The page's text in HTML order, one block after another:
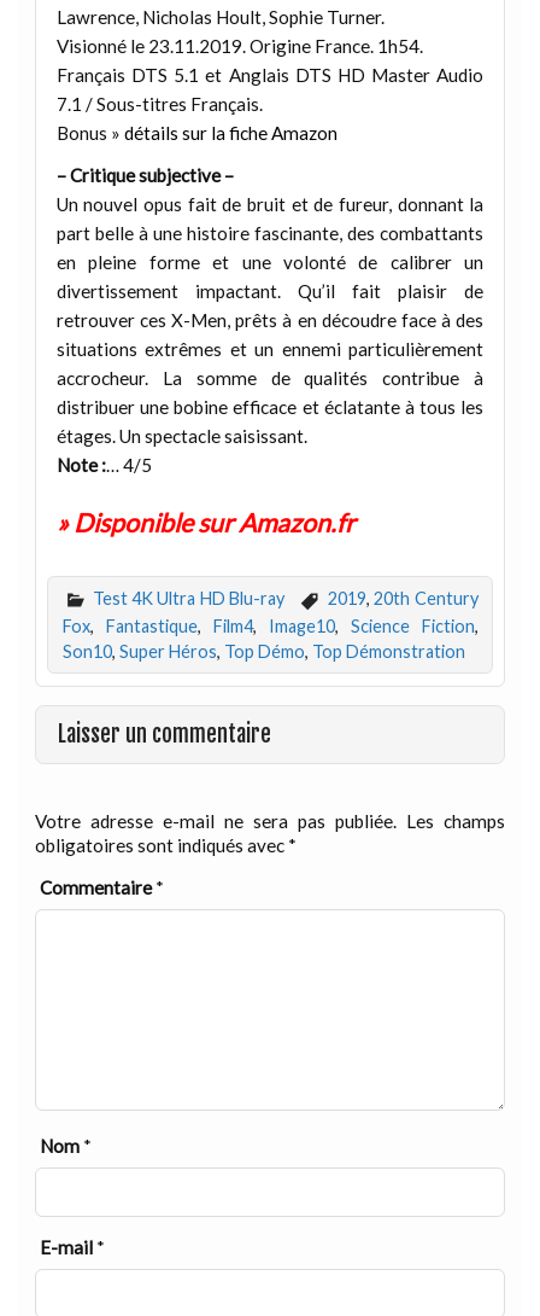
Lawrence, Nicholas Hoult, Sophie Turner.
Visionné le 23.11.2019. Origine France. 1h54.
Français DTS 5.1 et Anglais DTS HD Master Audio
7.1 / Sous-titres Français.
Bonus » détails sur la fiche Amazon
– Critique subjective –
Un nouvel opus fait de bruit et de fureur, donnant la
part belle à une histoire fascinante, des combattants
en pleine forme et une volonté de calibrer un
divertissement impactant. Qu’il fait plaisir de
retrouver ces X-Men, prêts à en découdre face à des
situations extrêmes et un ennemi particulièrement
accrocheur. La somme de qualités contribue à
distribuer une bobine efficace et éclatante à tous les
étages. Un spectacle saisissant.
Note :… 4/5
» Disponible sur Amazon.fr
Test 4K Ultra HD Blu-ray 2019,20th Century
Fox, Fantastique, Film4, Image10, Science Fiction,
Son10, Super Héros, Top Démo, Top Démonstration
Laisser un commentaire
Votre adresse e-mail ne sera pas publiée. Les champs
obligatoires sont indiqués avec *
Commentaire*
Nom *
E-mail *